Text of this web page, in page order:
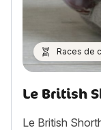
Races de
Le British
Le British